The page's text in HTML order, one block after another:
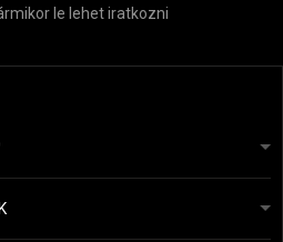
le lehet iratkozni
belül válaszolunk.
feltételek (ÁSZF)
védelme